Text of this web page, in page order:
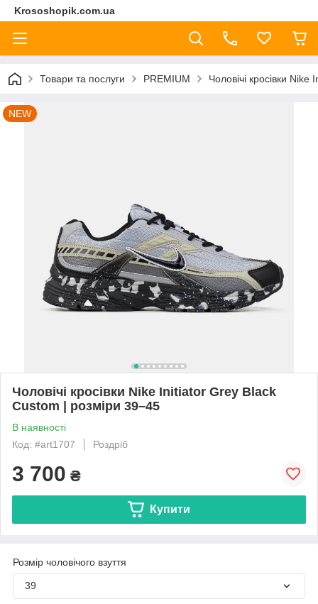
Krososhopik.com.ua
Товари та послуги PREMIUM Чоловічі кросівки
NEW
Чоловічі кросівки Nike Initiator Grey Black
Custom | розміри 39–45
В наявності
Код: #art1707
Роздріб
3 700 ₴
Купити
Розмір чоловічого взуття
39